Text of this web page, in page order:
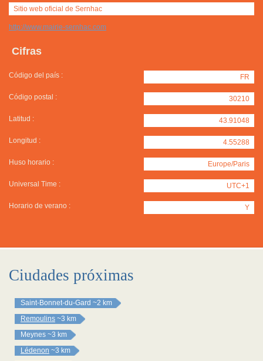
Sitio web oficial de Sernhac
http://www.mairie-sernhac.com
Cifras
Código del país : FR
Código postal : 30210
Latitud : 43.91048
Longitud : 4.55288
Huso horario : Europe/Paris
Universal Time : UTC+1
Horario de verano : Y
Ciudades próximas
Saint-Bonnet-du-Gard ~2 km
Remoulins ~3 km
Meynes ~3 km
Lédenon ~3 km